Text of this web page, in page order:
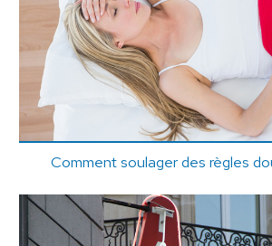
Comment soulager des règles